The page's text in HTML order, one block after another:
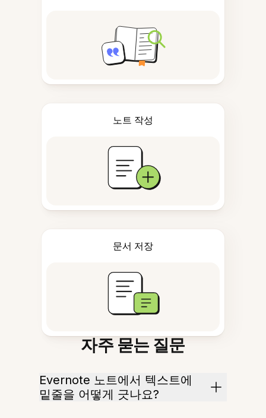
노트 작성
문서 저장
자주 묻는 질문
Evernote 노트에서 텍스트에
밑줄을 어떻게 긋나요?